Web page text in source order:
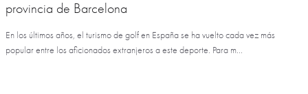
provincia de Barcelona
En los últimos años, el turismo de golf en España se ha vuelto cada vez más
popular entre los aficionados extranjeros a este deporte. Para m...